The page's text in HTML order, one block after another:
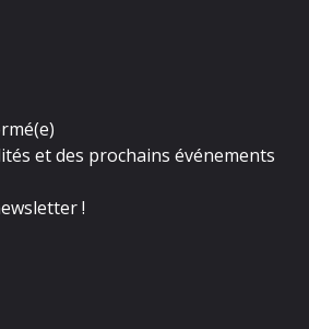
et des prochains événements
!